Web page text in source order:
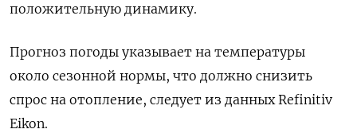
положительную динамику.
Прогноз погоды указывает на температуры
около сезонной нормы, что должно снизить
спрос на отопление, следует из данных Refinitiv
Eikon.